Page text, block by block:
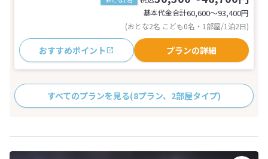
基本代金合計60,600〜93,400円
(おとな2名 こども0名・1部屋/1泊2日)
おすすめポイント プランの詳細
すべてのプランを見る(8プラン、2部屋タイプ)